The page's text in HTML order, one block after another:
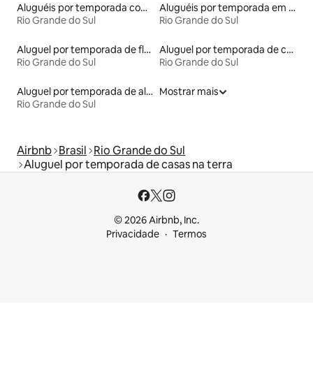
Aluguéis por temporada com acesso ao lago
Rio Grande do Sul
Aluguéis por temporada em acampamentos
Rio Grande do Sul
Aluguel por temporada de flats
Rio Grande do Sul
Aluguel por temporada de casas na árvore
Rio Grande do Sul
Aluguel por temporada de alojamentos ecológicos
Rio Grande do Sul
Mostrar mais
Airbnb Brasil Rio Grande do Sul
Aluguel por temporada de casas na terra
© 2026 Airbnb, Inc.
Privacidade
Termos